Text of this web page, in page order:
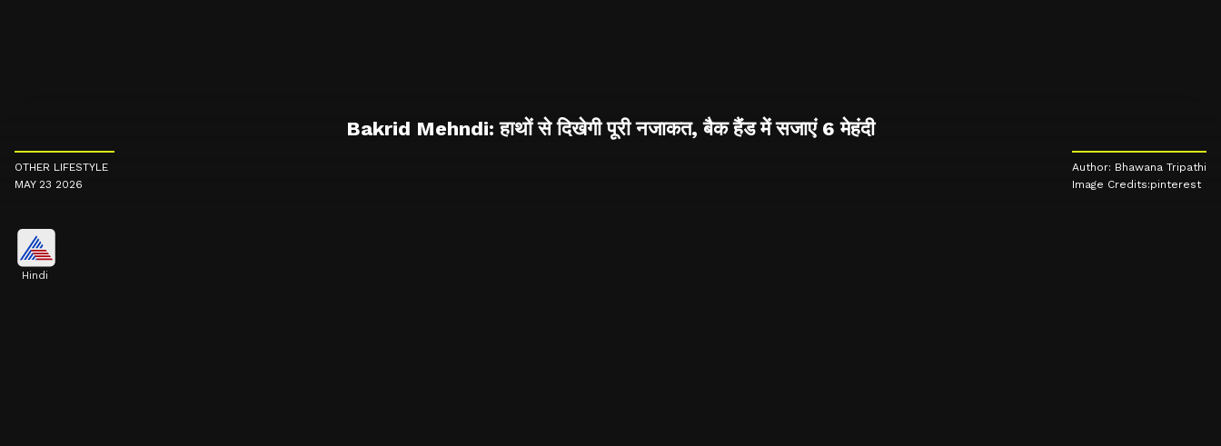
Bakrid Mehndi: हाथों से दिखेगी पूरी नजाकत, बैक हैंड में सजाएं 6 मेहंदी
OTHER LIFESTYLE
MAY 23 2026
Author: Bhawana Tripathi
Image Credits:pinterest
Hindi